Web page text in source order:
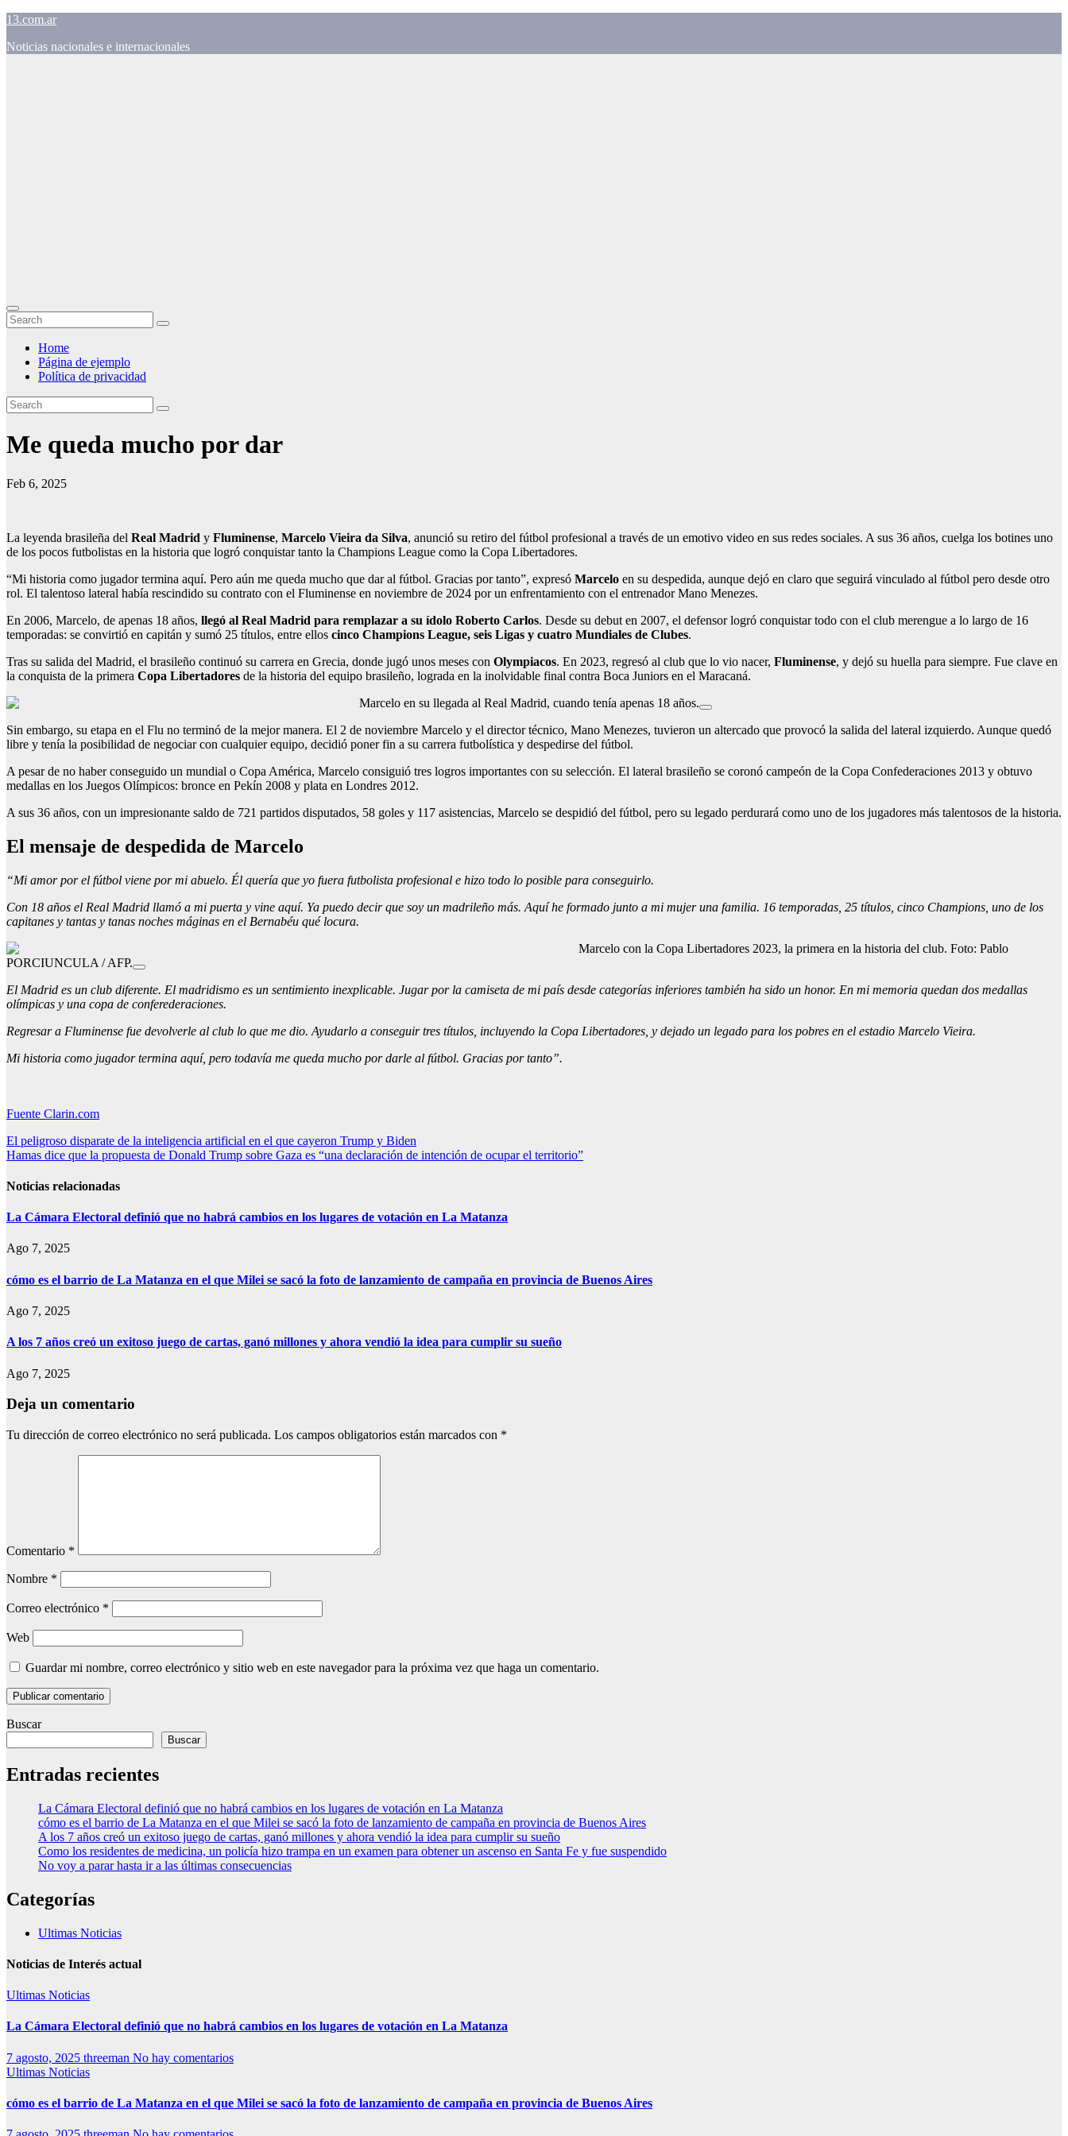
Skip
content
13.com.ar
Noticias nacionales e internacionales
Home
Página de ejemplo
Política de privacidad
Me queda mucho por dar
Feb 6, 2025
La leyenda brasileña del Real Madrid y Fluminense, Marcelo Vieira da Silva, anunció su retiro del fútbol profesional a través de un emotivo video en sus redes sociales. A sus 36 años, cuelga los botines uno
de los pocos futbolistas en la historia que logró conquistar tanto la Champions League como la Copa Libertadores.
“Mi historia como jugador termina aquí. Pero aún me queda mucho que dar al fútbol. Gracias por tanto”, expresó Marcelo en su despedida, aunque dejó en claro que seguirá vinculado al fútbol pero desde otro
rol. El talentoso lateral había rescindido su contrato con el Fluminense en noviembre de 2024 por un enfrentamiento con el entrenador Mano Menezes.
En 2006, Marcelo, de apenas 18 años, llegó al Real Madrid para remplazar a su ídolo Roberto Carlos. Desde su debut en 2007, el defensor logró conquistar todo con el club merengue a lo largo de 16
temporadas: se convirtió en capitán y sumó 25 títulos, entre ellos cinco Champions League, seis Ligas y cuatro Mundiales de Clubes.
Tras su salida del Madrid, el brasileño continuó su carrera en Grecia, donde jugó unos meses con Olympiacos. En 2023, regresó al club que lo vio nacer, Fluminense, y dejó su huella para siempre. Fue clave en
la conquista de la primera Copa Libertadores de la historia del equipo brasileño, lograda en la inolvidable final contra Boca Juniors en el Maracaná.
Marcelo en su llegada al Real Madrid, cuando tenía apenas 18 años.
Sin embargo, su etapa en el Flu no terminó de la mejor manera. El 2 de noviembre Marcelo y el director técnico, Mano Menezes, tuvieron un altercado que provocó la salida del lateral izquierdo. Aunque quedó
libre y tenía la posibilidad de negociar con cualquier equipo, decidió poner fin a su carrera futbolística y despedirse del fútbol.
A pesar de no haber conseguido un mundial o Copa América, Marcelo consiguió tres logros importantes con su selección. El lateral brasileño se coronó campeón de la Copa Confederaciones 2013 y obtuvo
medallas en los Juegos Olímpicos: bronce en Pekín 2008 y plata en Londres 2012.
A sus 36 años, con un impresionante saldo de 721 partidos disputados, 58 goles y 117 asistencias, Marcelo se despidió del fútbol, pero su legado perdurará como uno de los jugadores más talentosos de la historia.
El mensaje de despedida de Marcelo
“Mi amor por el fútbol viene por mi abuelo. Él quería que yo fuera futbolista profesional e hizo todo lo posible para conseguirlo.
Con 18 años el Real Madrid llamó a mi puerta y vine aquí. Ya puedo decir que soy un madrileño más. Aquí he formado junto a mi mujer una familia. 16 temporadas, 25 títulos, cinco Champions, uno de los
capitanes y tantas y tanas noches máginas en el Bernabéu qué locura.
Marcelo con la Copa Libertadores 2023, la primera en la historia del club. Foto: Pablo
PORCIUNCULA / AFP.
El Madrid es un club diferente. El madridismo es un sentimiento inexplicable. Jugar por la camiseta de mi país desde categorías inferiores también ha sido un honor. En mi memoria quedan dos medallas
olímpicas y una copa de conferederaciones.
Regresar a Fluminense fue devolverle al club lo que me dio. Ayudarlo a conseguir tres títulos, incluyendo la Copa Libertadores, y dejado un legado para los pobres en el estadio Marcelo Vieira.
Mi historia como jugador termina aquí, pero todavía me queda mucho por darle al fútbol. Gracias por tanto”.
Fuente Clarin.com
Navegación
de
entradas
El peligroso disparate de la inteligencia artificial en el que cayeron Trump y Biden
Hamas dice que la propuesta de Donald Trump sobre Gaza es “una declaración de intención de ocupar el territorio”
Noticias relacionadas
La Cámara Electoral definió que no habrá cambios en los lugares de votación en La Matanza
Ago 7, 2025
cómo es el barrio de La Matanza en el que Milei se sacó la foto de lanzamiento de campaña en provincia de Buenos Aires
Ago 7, 2025
A los 7 años creó un exitoso juego de cartas, ganó millones y ahora vendió la idea para cumplir su sueño
Ago 7, 2025
Deja un comentario
Tu dirección de correo electrónico no será publicada. Los campos obligatorios están marcados con *
Comentario *
Nombre *
Correo electrónico *
Web
Guardar mi nombre, correo electrónico y sitio web en este navegador para la próxima vez que haga un comentario.
Buscar
Buscar
Entradas recientes
La Cámara Electoral definió que no habrá cambios en los lugares de votación en La Matanza
cómo es el barrio de La Matanza en el que Milei se sacó la foto de lanzamiento de campaña en provincia de Buenos Aires
A los 7 años creó un exitoso juego de cartas, ganó millones y ahora vendió la idea para cumplir su sueño
Como los residentes de medicina, un policía hizo trampa en un examen para obtener un ascenso en Santa Fe y fue suspendido
No voy a parar hasta ir a las últimas consecuencias
Categorías
Ultimas Noticias
Noticias de Interés actual
Ultimas Noticias
La Cámara Electoral definió que no habrá cambios en los lugares de votación en La Matanza
7 agosto, 2025 threeman No hay comentarios
Ultimas Noticias
cómo es el barrio de La Matanza en el que Milei se sacó la foto de lanzamiento de campaña en provincia de Buenos Aires